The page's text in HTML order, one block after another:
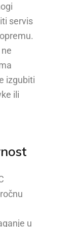
servis
izgubiti
ili
u